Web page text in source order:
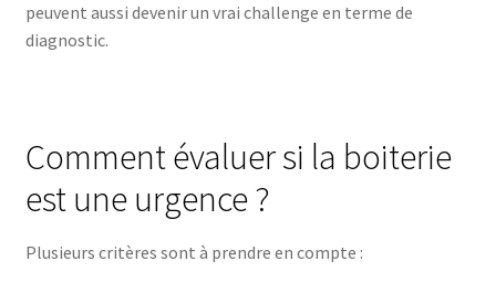
peuvent aussi devenir un vrai challenge en terme de
diagnostic.
Comment évaluer si la boiterie
est une urgence ?
Plusieurs critères sont à prendre en compte :